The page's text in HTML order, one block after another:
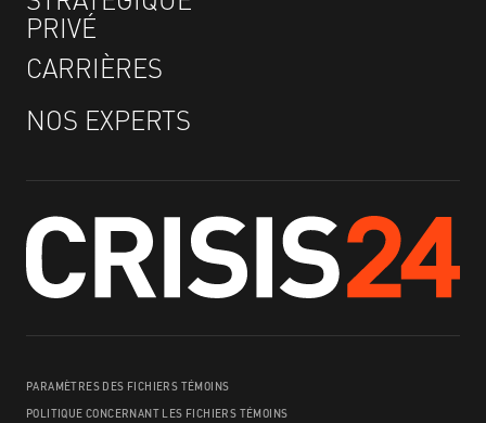
PRIVÉ
CARRIÈRES
NOS EXPERTS
POLITIQUE CONCERNANT LES FICHIERS TÉMOINS
PARAMÈTRES DES FICHIERS TÉMOINS